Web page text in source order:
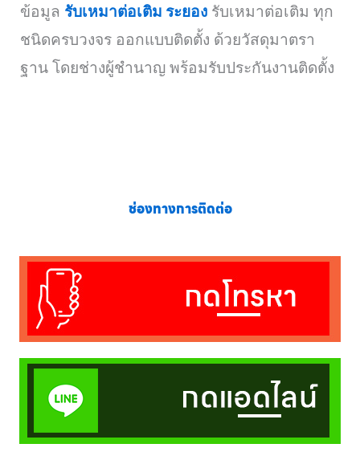
ข้อมูล รับเหมาต่อเติม ระยอง รับเหมาต่อเติม ทุก
ชนิดครบวงจร ออกแบบติดตั้ง ด้วยวัสดุมาตรา
ฐาน โดยช่างผู้ชำนาญ พร้อมรับประกันงานติดตั้ง
ช่องทางการติดต่อ